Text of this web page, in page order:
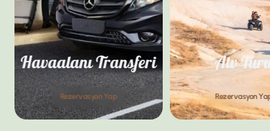
Havaalanı Transferi
Rezervasyon Yap
Atv
Rezervasyon